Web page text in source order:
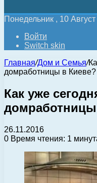
Понедельник , 10
Войти
Switch skin
Главная/Дом и Семья/
домработницы в Киеве?
Как уже
26.11.2016
0 Время чтения: 1